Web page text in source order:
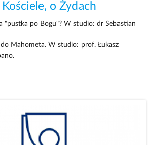
o Żydach
"pustka po Bogu"? W studio: dr Sebastian
Mahometa. W studio: prof. Łukasz